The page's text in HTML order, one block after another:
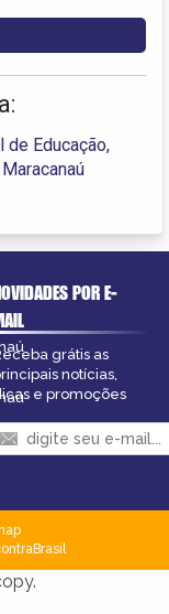
de Educação,
POR E-
grátis as
notícias,
e promoções